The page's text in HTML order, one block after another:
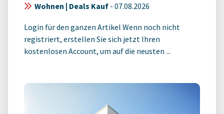
Wohnen | Deals Kauf - 07.08.2026
Login für den ganzen Artikel Wenn noch nicht
registriert, erstellen Sie sich jetzt Ihren
kostenlosen Account, um auf die neusten ...